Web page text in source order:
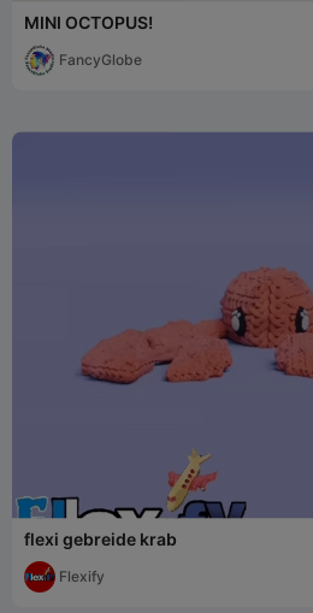
MINI OCTOPUS!
FancyGlobe
flexi gebreide krab
Flexify